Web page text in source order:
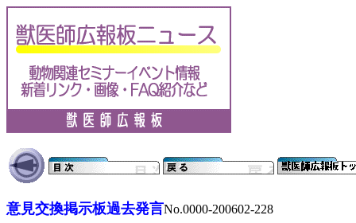
意見交換掲示板過去発言No.0000-200602-228